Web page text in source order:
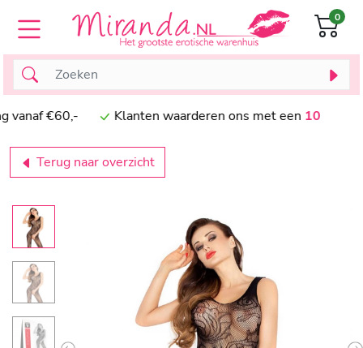
€60,- Klanten waarderen ons met een10
0
Terug naar overzicht